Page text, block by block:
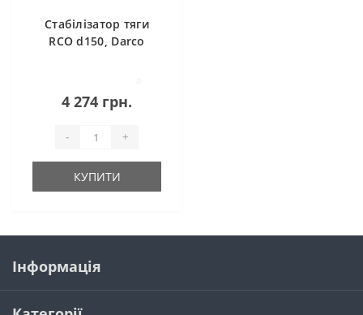
Стабілізатор тяги
RCO d150, Darco
4 274 грн.
- +
КУПИТИ
Інформація